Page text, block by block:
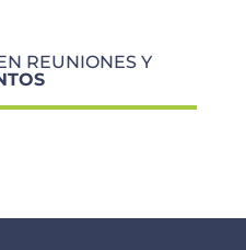
REUNIONES Y